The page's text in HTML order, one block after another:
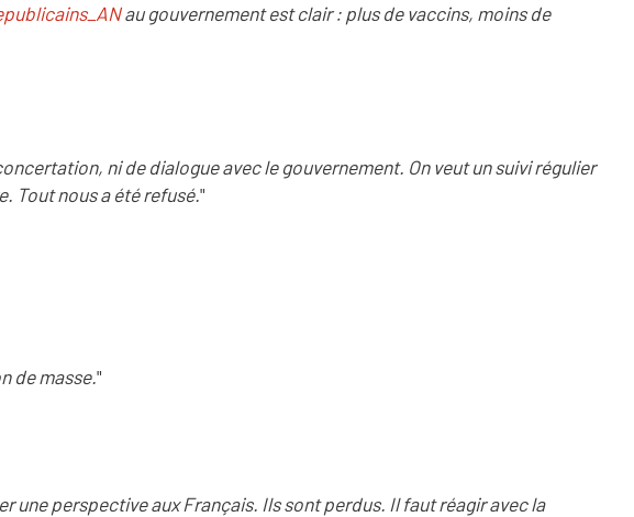
au gouvernement est clair : plus de vaccins, moins de
ni de dialogue avec le gouvernement. On veut un suivi régulier
Tout nous a été refusé."
de masse."
une perspective aux Français. Ils sont perdus. Il faut réagir avec la